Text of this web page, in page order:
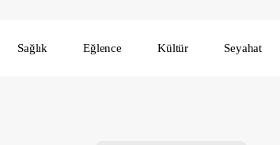
Sağlık Eğlence Kültür Seyahat